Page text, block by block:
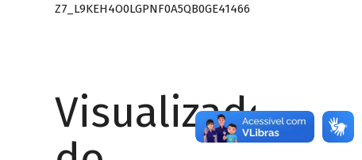
Z7_L9KEH4O0LGPNF0A5QB0GE41466
Visualizador